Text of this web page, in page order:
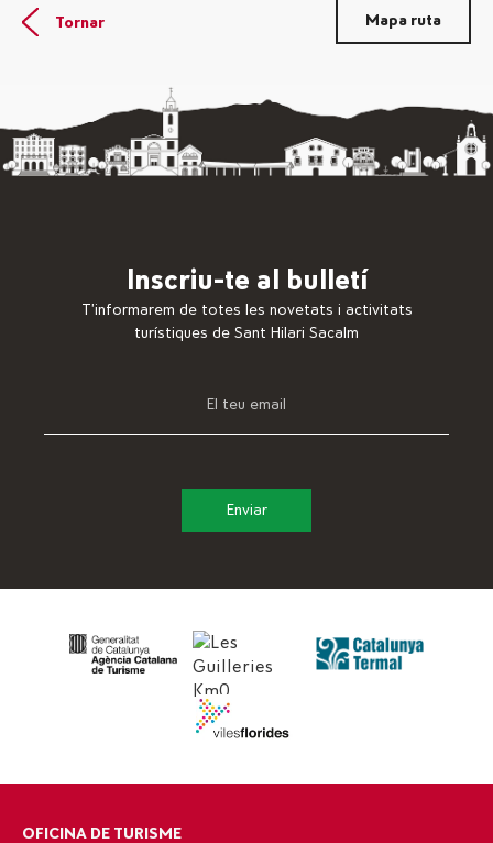
Mapa ruta
Tornar
Inscriu-te al bulletí
T’informarem de totes les novetats i activitats
turístiques de Sant Hilari Sacalm
OFICINA DE TURISME